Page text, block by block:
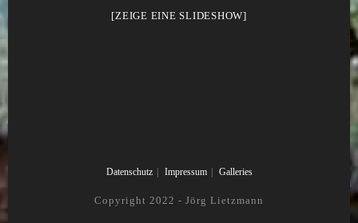
[ZEIGE EINE SLIDESHOW]
Datenschutz Impressum Galleries
Copyright 2022 - Jörg Lietzmann